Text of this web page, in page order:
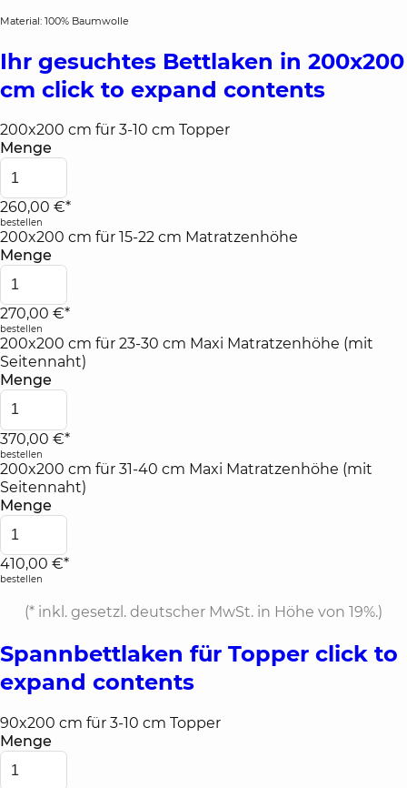
Material: 100% Baumwolle
Ihr gesuchtes Bettlaken in 200x200
cm click to expand contents
200x200 cm für 3-10 cm Topper
Menge
260,00 €*
bestellen
200x200 cm für 15-22 cm Matratzenhöhe
Menge
270,00 €*
bestellen
200x200 cm für 23-30 cm Maxi Matratzenhöhe (mit
Seitennaht)
Menge
370,00 €*
bestellen
200x200 cm für 31-40 cm Maxi Matratzenhöhe (mit
Seitennaht)
Menge
410,00 €*
bestellen
(* inkl. gesetzl. deutscher MwSt. in Höhe von 19%.)
Spannbettlaken für Topper click to
expand contents
90x200 cm für 3-10 cm Topper
Menge